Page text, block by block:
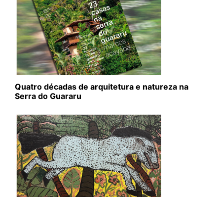
Quatro décadas de arquitetura e natureza na
Serra do Guararu